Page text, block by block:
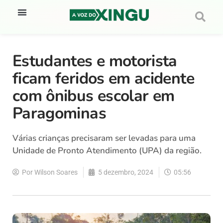
Estudantes e motorista
ficam feridos em acidente
com ônibus escolar em
Paragominas
Várias crianças precisaram ser levadas para uma
Unidade de Pronto Atendimento (UPA) da região.
PorWilson Soares 5 dezembro, 2024 05:56